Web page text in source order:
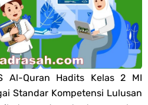
MTs Dan MA Tahun 2026
Refleksi Modul Pedagogik SKI
2025
Refleksi Modul Pedagogik Fiqih
Al-Quran Hadits Kelas 2 MI
Standar Kompetensi Lulusan